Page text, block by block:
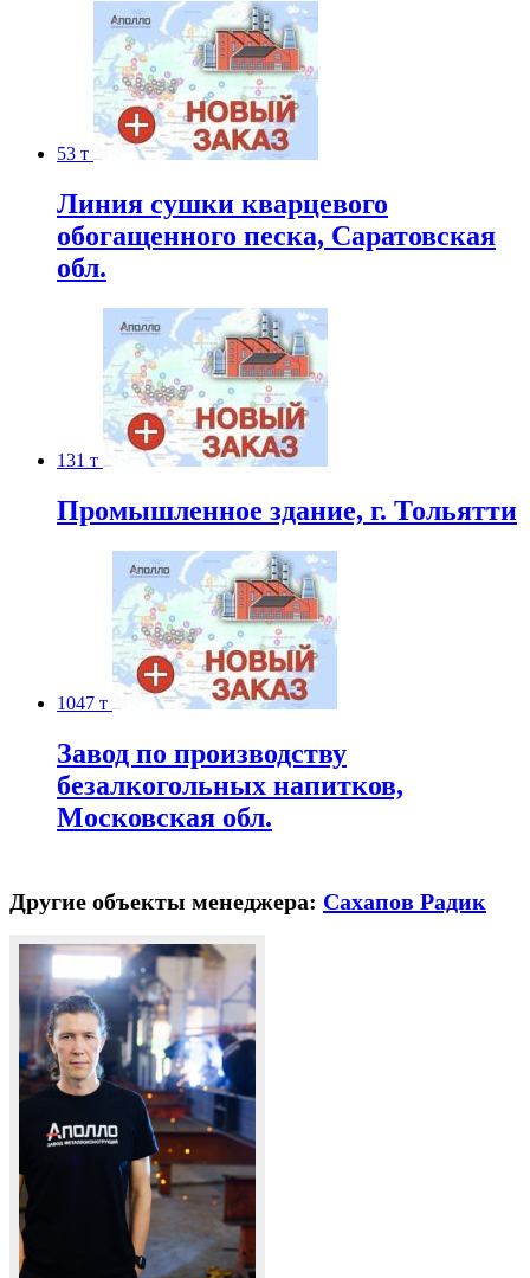
53 т
Линия сушки кварцевого
обогащенного песка, Саратовская
обл.
131 т
Промышленное здание, г. Тольятти
1047 т
Завод по производству
безалкогольных напитков,
Московская обл.
Другие объекты менеджера: Сахапов Радик